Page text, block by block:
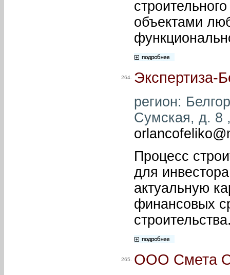
объектами
264. Экспертиза-
регион:
Сумская, д. 8
Процесс
для
актуальную
финансовых
265. ООО Смета